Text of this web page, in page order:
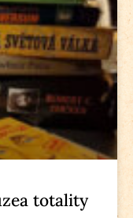
totality